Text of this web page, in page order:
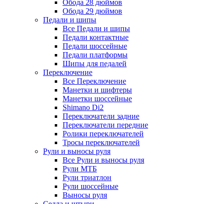
Обода 28 дюймов
Обода 29 дюймов
Педали и шипы
Все Педали и шипы
Педали контактные
Педали шоссейные
Педали платформы
Шипы для педалей
Переключение
Все Переключение
Манетки и шифтеры
Манетки шоссейные
Shimano Di2
Переключатели задние
Переключатели передние
Ролики переключателей
Тросы переключателей
Рули и выносы руля
Все Рули и выносы руля
Рули МТБ
Рули триатлон
Рули шоссейные
Выносы руля